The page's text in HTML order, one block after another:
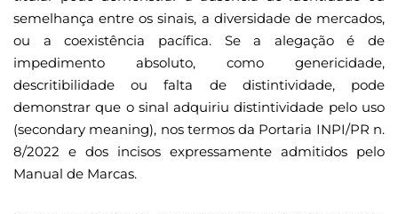
semelhança entre os sinais, a diversidade de mercados,
ou a coexistência pacífica. Se a alegação é de
impedimento absoluto, como genericidade,
descritibilidade ou falta de distintividade, pode
demonstrar que o sinal adquiriu distintividade pelo uso
(secondary meaning), nos termos da Portaria INPI/PR n.
8/2022 e dos incisos expressamente admitidos pelo
Manual de Marcas.